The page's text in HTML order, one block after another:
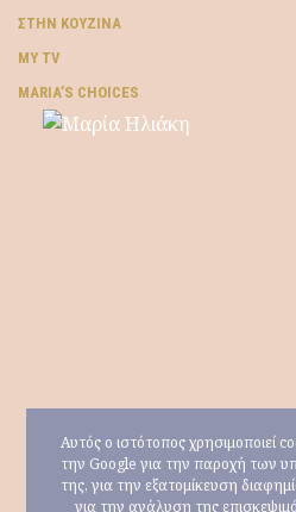
ΣΤΗΝ ΚΟΥΖΊΝΑ
MY TV
ΜARIA’S CHOICES
Αυτός ο ιστότοπος χρησιμοποιεί
την Google για την παροχή των
της, για την εξατομίκευση
για την ανάλυση της